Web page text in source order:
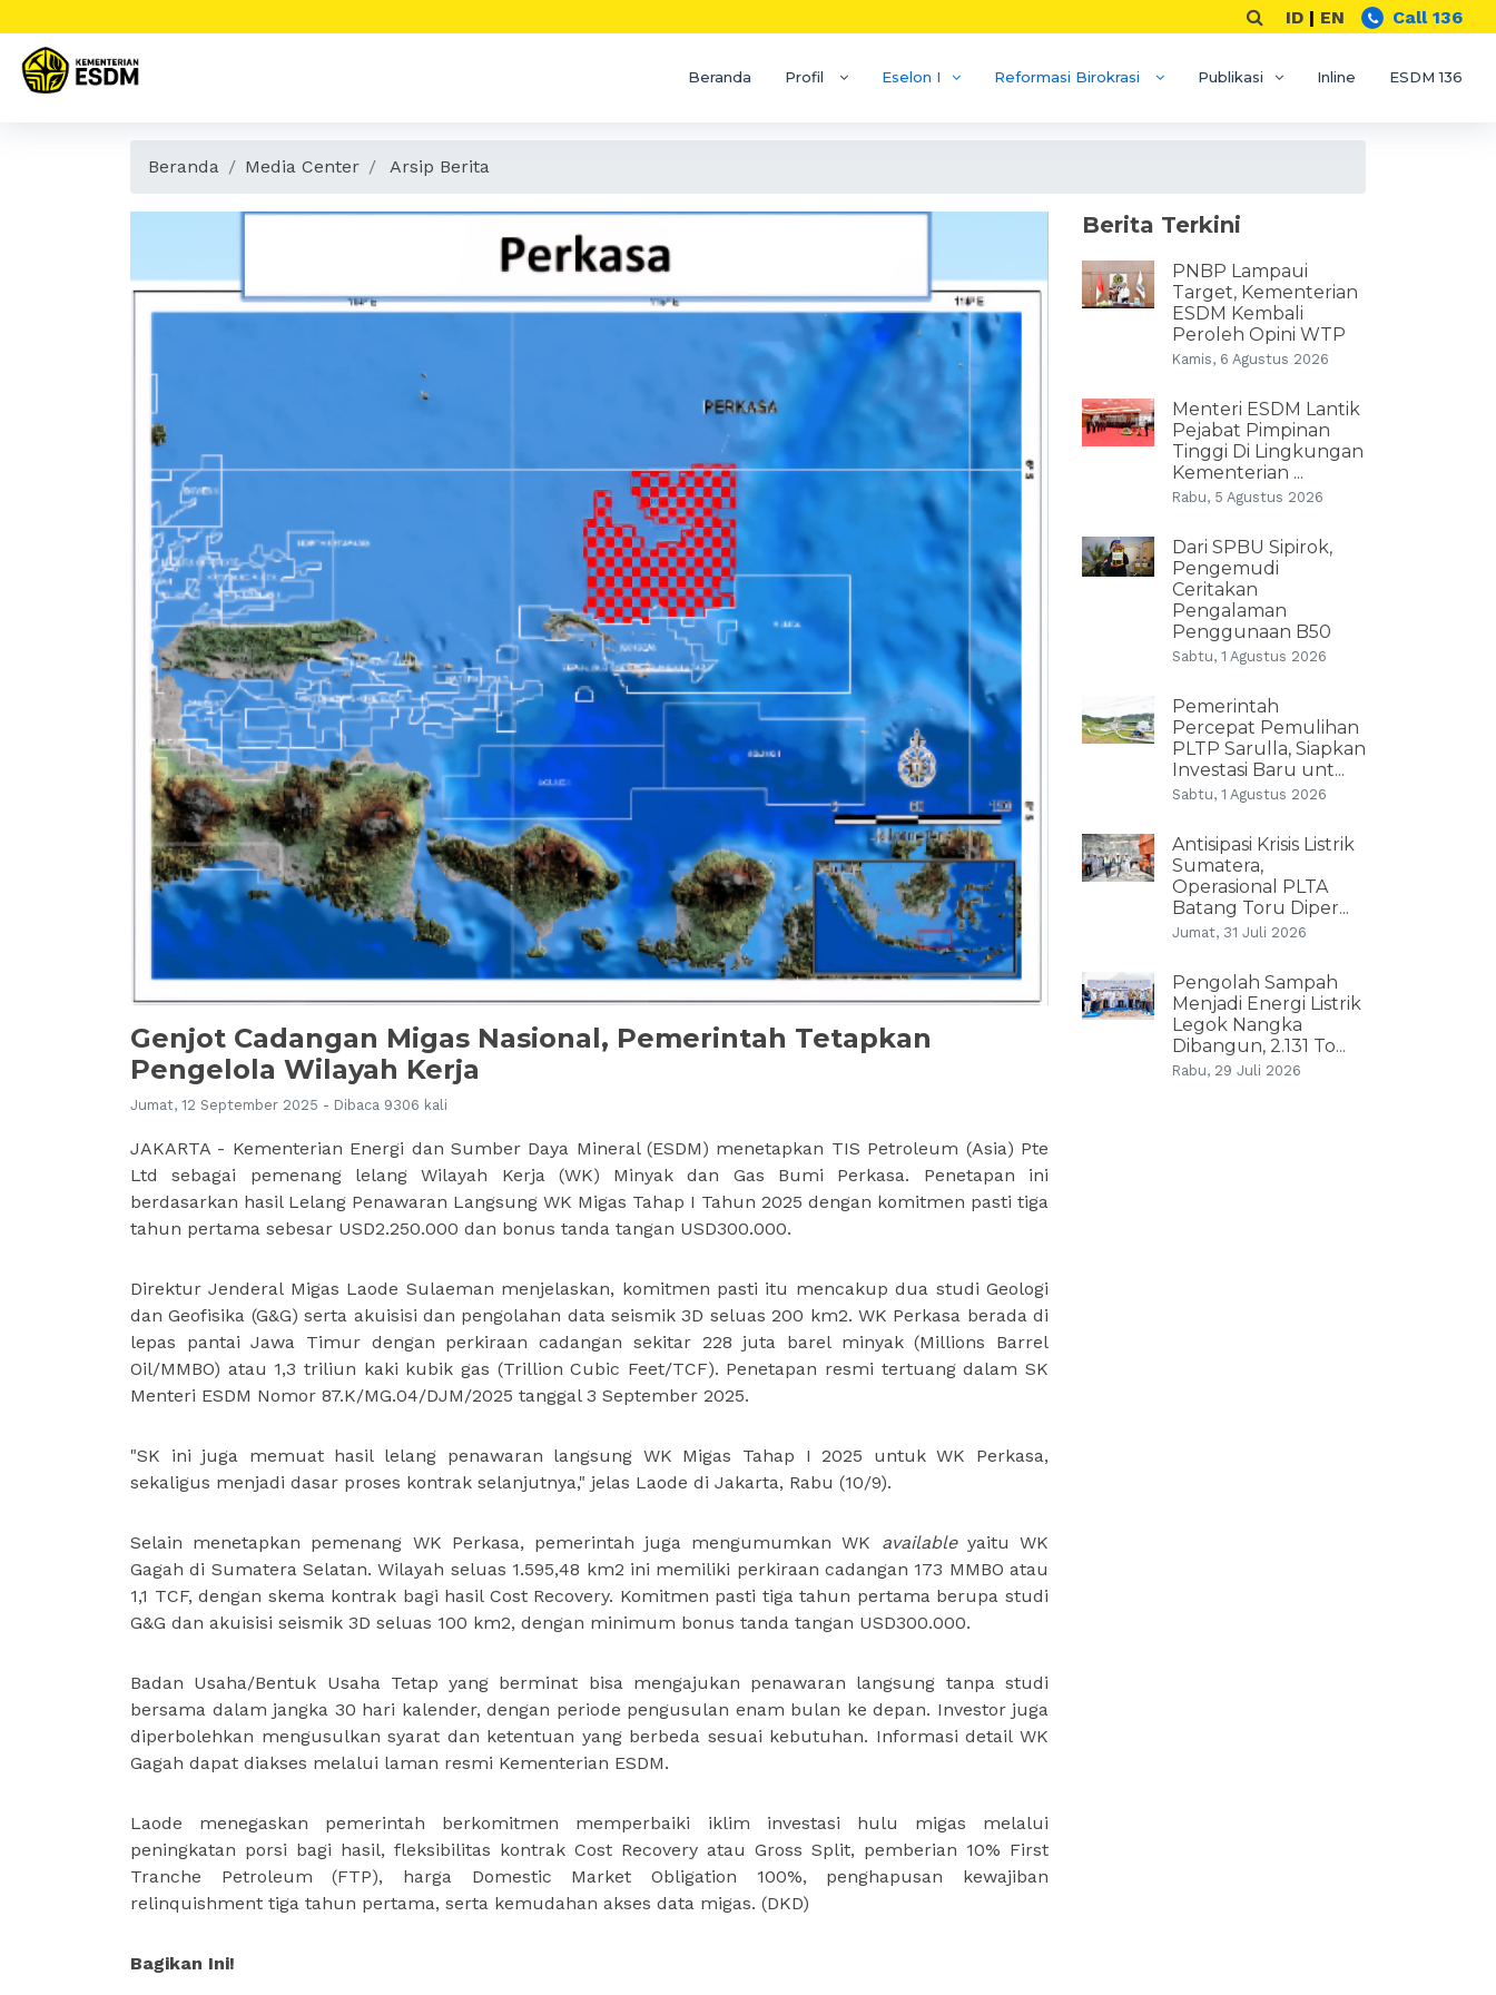
ID | EN Call 136
Beranda Profil Eselon I Reformasi Birokrasi Publikasi Inline ESDM 136
Beranda Media Center Arsip Berita
Genjot Cadangan Migas Nasional, Pemerintah Tetapkan
Pengelola Wilayah Kerja
Jumat, 12 September 2025 - Dibaca 9306 kali
JAKARTA - Kementerian Energi dan Sumber Daya Mineral (ESDM) menetapkan TIS Petroleum (Asia) Pte
Ltd sebagai pemenang lelang Wilayah Kerja (WK) Minyak dan Gas Bumi Perkasa. Penetapan ini
berdasarkan hasil Lelang Penawaran Langsung WK Migas Tahap I Tahun 2025 dengan komitmen pasti tiga
tahun pertama sebesar USD2.250.000 dan bonus tanda tangan USD300.000.
Direktur Jenderal Migas Laode Sulaeman menjelaskan, komitmen pasti itu mencakup dua studi Geologi
dan Geofisika (G&G) serta akuisisi dan pengolahan data seismik 3D seluas 200 km2. WK Perkasa berada di
lepas pantai Jawa Timur dengan perkiraan cadangan sekitar 228 juta barel minyak (Millions Barrel
Oil/MMBO) atau 1,3 triliun kaki kubik gas (Trillion Cubic Feet/TCF). Penetapan resmi tertuang dalam SK
Menteri ESDM Nomor 87.K/MG.04/DJM/2025 tanggal 3 September 2025.
"SK ini juga memuat hasil lelang penawaran langsung WK Migas Tahap I 2025 untuk WK Perkasa,
sekaligus menjadi dasar proses kontrak selanjutnya," jelas Laode di Jakarta, Rabu (10/9).
Selain menetapkan pemenang WK Perkasa, pemerintah juga mengumumkan WK availableyaitu WK
Gagah di Sumatera Selatan. Wilayah seluas 1.595,48 km2 ini memiliki perkiraan cadangan 173 MMBO atau
1,1 TCF, dengan skema kontrak bagi hasil Cost Recovery. Komitmen pasti tiga tahun pertama berupa studi
G&G dan akuisisi seismik 3D seluas 100 km2, dengan minimum bonus tanda tangan USD300.000.
Badan Usaha/Bentuk Usaha Tetap yang berminat bisa mengajukan penawaran langsung tanpa studi
bersama dalam jangka 30 hari kalender, dengan periode pengusulan enam bulan ke depan. Investor juga
diperbolehkan mengusulkan syarat dan ketentuan yang berbeda sesuai kebutuhan. Informasi detail WK
Gagah dapat diakses melalui laman resmi Kementerian ESDM.
Laode menegaskan pemerintah berkomitmen memperbaiki iklim investasi hulu migas melalui
peningkatan porsi bagi hasil, fleksibilitas kontrak Cost Recovery atau Gross Split, pemberian 10% First
Tranche Petroleum (FTP), harga Domestic Market Obligation 100%, penghapusan kewajiban
relinquishment tiga tahun pertama, serta kemudahan akses data migas. (DKD)
Bagikan Ini!
Berita Terkini
PNBP Lampaui
Target, Kementerian
ESDM Kembali
Peroleh Opini WTP
Kamis, 6 Agustus 2026
Menteri ESDM Lantik
Pejabat Pimpinan
Tinggi Di Lingkungan
Kementerian ...
Rabu, 5 Agustus 2026
Dari SPBU Sipirok,
Pengemudi
Ceritakan
Pengalaman
Penggunaan B50
Sabtu, 1 Agustus 2026
Pemerintah
Percepat Pemulihan
PLTP Sarulla, Siapkan
Investasi Baru unt...
Sabtu, 1 Agustus 2026
Antisipasi Krisis Listrik
Sumatera,
Operasional PLTA
Batang Toru Diper...
Jumat, 31 Juli 2026
Pengolah Sampah
Menjadi Energi Listrik
Legok Nangka
Dibangun, 2.131 To...
Rabu, 29 Juli 2026